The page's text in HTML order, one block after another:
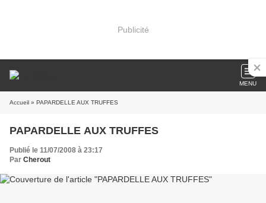
Publicité
MENU
Accueil » PAPARDELLE AUX TRUFFES
PAPARDELLE AUX TRUFFES
Publié le 11/07/2008 à 23:17
Par Cherout